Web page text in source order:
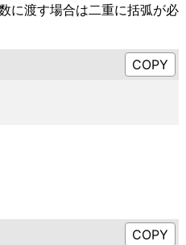
に渡す場合は二重に括弧が必